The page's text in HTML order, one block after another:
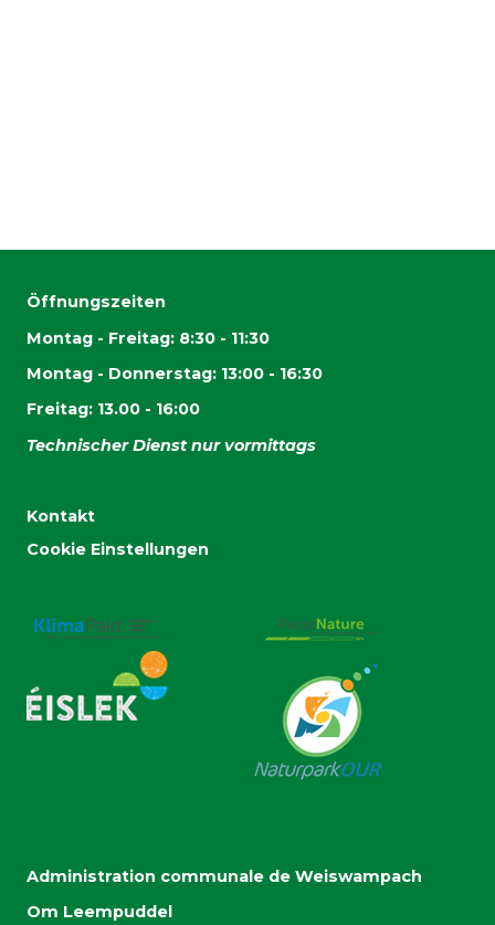
Administration communale de Weiswampach
Om Leempuddel
Öffnungszeiten
Montag - Freitag: 8:30 - 11:30
Montag - Donnerstag: 13:00 - 16:30
Freitag: 13.00 - 16:00
Technischer Dienst nur vormittags
Kontakt
Cookie Einstellungen